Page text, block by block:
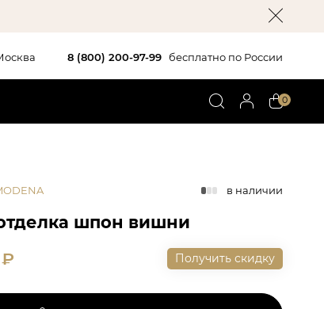
8 (800) 200-97-99 бесплатно по России
0
в наличии
шпон вишни
₽ Получить скидку